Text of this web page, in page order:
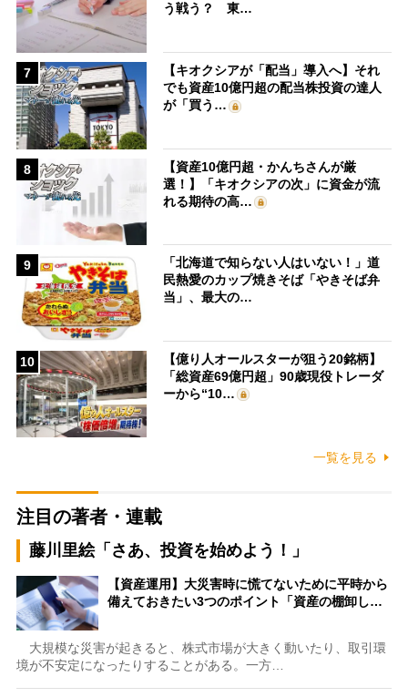
う戦う？ 東…
7
【キオクシアが「配当」導入へ】それ
でも資産10億円超の配当株投資の達人
が「買う…
8
【資産10億円超・かんちさんが厳
選！】「キオクシアの次」に資金が流
れる期待の高…
9
「北海道で知らない人はいない！」道
民熱愛のカップ焼きそば「やきそば弁
当」、最大の…
10
【億り人オールスターが狙う20銘柄】
「総資産69億円超」90歳現役トレーダ
ーから“10…
一覧を見る
注目の著者・連載
藤川里絵「さあ、投資を始めよう！」
【資産運用】大災害時に慌てないために平時から
備えておきたい3つのポイント「資産の棚卸し…
大規模な災害が起きると、株式市場が大きく動いたり、取引環
境が不安定になったりすることがある。一方…